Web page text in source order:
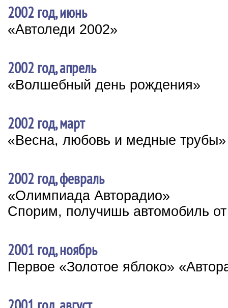
2002 год, июнь
«Автоледи 2002»
2002 год, апрель
«Волшебный день рождения»
2002 год, март
«Весна, любовь и медные трубы»
2002 год, февраль
«Олимпиада Авторадио»
Спорим, получишь автомобиль
2001 год, ноябрь
Первое «Золотое яблоко»